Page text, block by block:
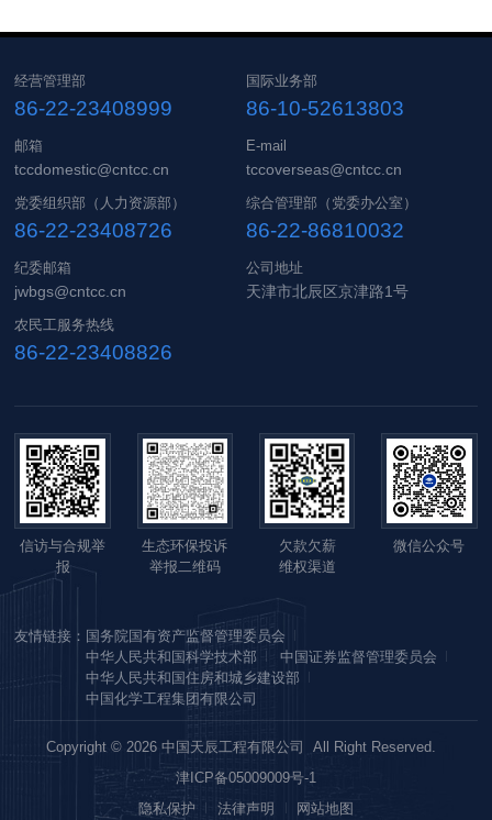
经营管理部
86-22-23408999
邮箱
tccdomestic@cntcc.cn
国际业务部
86-10-52613803
E-mail
tccoverseas@cntcc.cn
党委组织部（人力资源部）
86-22-23408726
纪委邮箱
jwbgs@cntcc.cn
综合管理部（党委办公室）
86-22-86810032
公司地址
天津市北辰区京津路1号
农民工服务热线
86-22-23408826
信访与合规举
报
生态环保投诉
举报二维码
欠款欠薪
维权渠道
微信公众号
友情链接： 国务院国有资产监督管理委员会
中华人民共和国科学技术部
中国证券监督管理委员会
中华人民共和国住房和城乡建设部
中国化学工程集团有限公司
Copyright © 2026 中国天辰工程有限公司 All Right Reserved.
津ICP备05009009号-1
隐私保护
法律声明 网站地图